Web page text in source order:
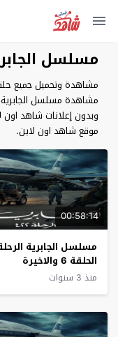
مسلسل الجابرية
موقع شاهد اون لاين.
00:58:14
الحلقة 6 والاخيرة
منذ 3 سنوات